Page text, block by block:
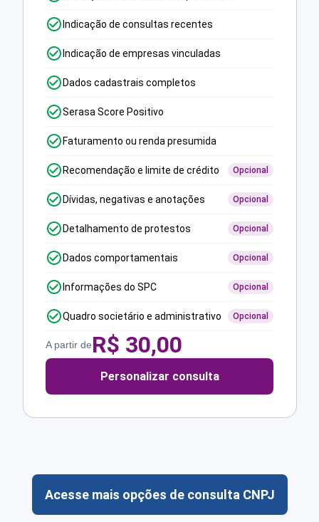
Indicação de consultas recentes
Indicação de empresas vinculadas
Dados cadastrais completos
Serasa Score Positivo
Faturamento ou renda presumida
Recomendação e limite de crédito Opcional
Dívidas, negativas e anotações Opcional
Detalhamento de protestos Opcional
Dados comportamentais Opcional
Informações do SPC Opcional
Quadro societário e administrativo Opcional
A partir deR$ 30,00
Personalizar consulta
Acesse mais opções de consulta CNPJ